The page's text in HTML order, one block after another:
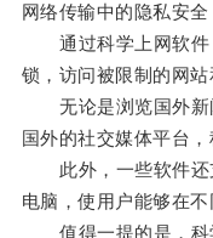
网络传输中的隐私安
通过科学上网软件
锁，访问被限制的网站
无论是浏览国外新
国外的社交媒体平台
此外，一些软件还
电脑，使用户能够在
值得一提的是，科